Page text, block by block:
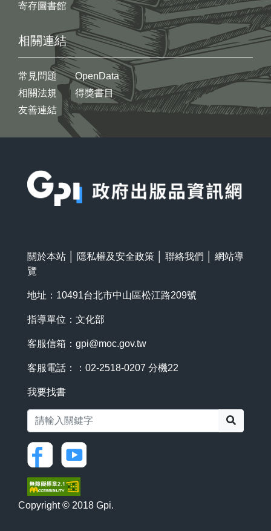
寄存圖書館
相關連結
常見問題
相關法規
友善連結
OpenData
得獎書目
關於本站 隱私權及安全政策 聯絡我們
網站導
覽
地址：10491台北市中山區松江路209號
指導單位：文化部
客服信箱： gpi@moc.gov.tw
客服電話：：02-2518-0207 分機22
我要找書
Copyright © 2018 Gpi.